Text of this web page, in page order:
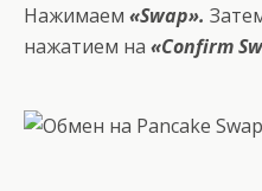
Нажимаем «Swap».
нажатием на «Confirm